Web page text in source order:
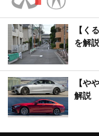
【く
を解
【や
解説